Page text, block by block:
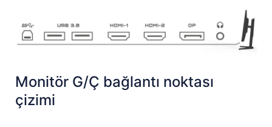
Monitör G/Ç bağlantı noktası
çizimi